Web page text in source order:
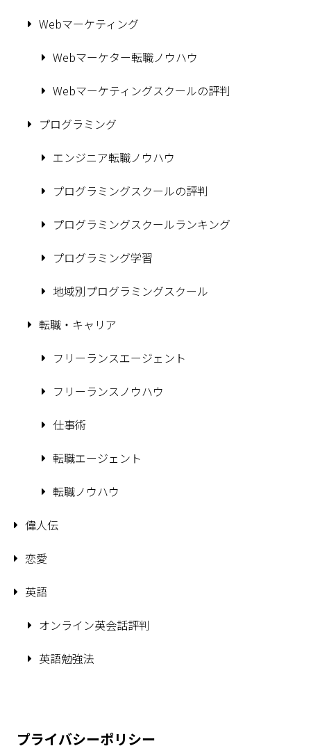
Webマーケティング
Webマーケター転職ノウハウ
Webマーケティングスクールの評判
プログラミング
エンジニア転職ノウハウ
プログラミングスクールの評判
プログラミングスクールランキング
プログラミング学習
地域別プログラミングスクール
転職・キャリア
フリーランスエージェント
フリーランスノウハウ
仕事術
転職エージェント
転職ノウハウ
偉人伝
恋愛
英語
オンライン英会話評判
英語勉強法
プライバシーポリシー